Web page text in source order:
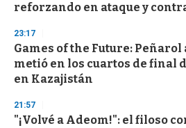
reforzando en ataque y
23:17
Games of the Future: Peñarol
metió en los cuartos de final
en Kazajistán
21:57
"¡Volvé a Adeom!": el filoso